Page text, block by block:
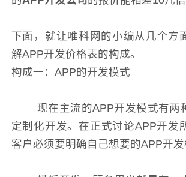
下面，就让唯科网的小编从几个方
解APP开发价格表的构成。
构成一：APP的开发模式
现在主流的APP开发模式有两
定制化开发。在正式讨论APP开发
客户必须要明确自己想要的APP开发